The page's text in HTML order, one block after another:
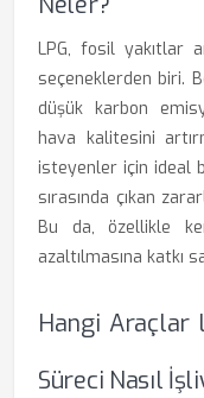
LPG, fosil yakıtlar
seçeneklerden biri.
düşük karbon
hava kalitesini
isteyenler için ideal
sırasında çıkan
Bu da, özellikle
azaltılmasına katkı
Hangi Araçlar
Süreci Nasıl